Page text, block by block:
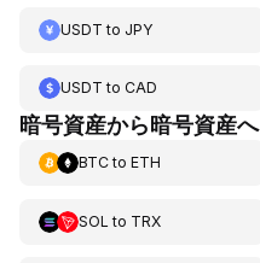
USDT to JPY
USDT to CAD
暗号資産から暗号資産へ
BTCto ETH
SOL to TRX